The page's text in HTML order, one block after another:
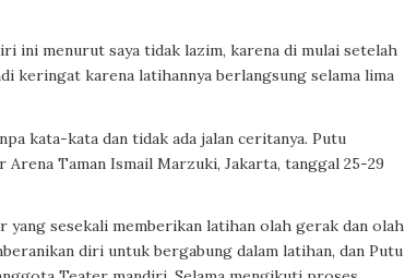
ini menurut saya tidak lazim, karena di mulai setelah
keringat karena latihannya berlangsung selama lima
kata-kata dan tidak ada jalan ceritanya. Putu
Arena Taman Ismail Marzuki, Jakarta, tanggal 25-29
yang sesekali memberikan latihan olah gerak dan olah
diri untuk bergabung dalam latihan, dan Putu